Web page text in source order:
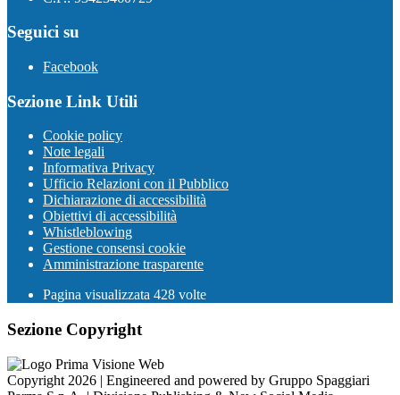
Seguici su
Facebook
Sezione Link Utili
Cookie policy
Note legali
Informativa Privacy
Ufficio Relazioni con il Pubblico
Dichiarazione di accessibilità
Obiettivi di accessibilità
Whistleblowing
Gestione consensi cookie
Amministrazione trasparente
Pagina visualizzata 428 volte
Sezione Copyright
Copyright 2026 | Engineered and powered by Gruppo Spaggiari